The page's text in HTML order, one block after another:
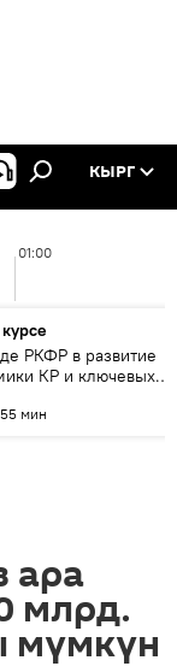
КЫРГ
01:00
РКФР в развитие
КР и ключевых
55 мин
ара
млрд.